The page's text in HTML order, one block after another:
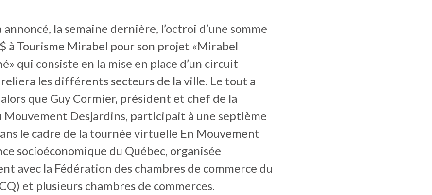
annoncé, la semaine dernière, l’octroi d’une somme
à Tourisme Mirabel pour son projet «Mirabel
qui consiste en la mise en place d’un circuit
les différents secteurs de la ville. Le tout a
que Guy Cormier, président et chef de la
Desjardins, participait à une septième
le cadre de la tournée virtuelle En Mouvement
socioéconomique du Québec, organisée
avec la Fédération des chambres de commerce du
et plusieurs chambres de commerces.